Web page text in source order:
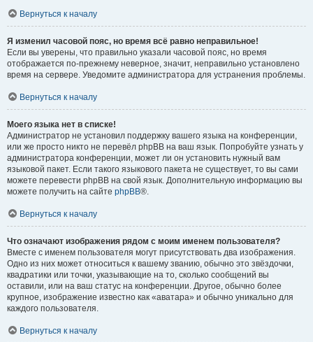
Вернуться к началу
Я изменил часовой пояс, но время всё равно неправильное!
Если вы уверены, что правильно указали часовой пояс, но время
отображается по-прежнему неверное, значит, неправильно установлено
время на сервере. Уведомите администратора для устранения проблемы.
Вернуться к началу
Моего языка нет в списке!
Администратор не установил поддержку вашего языка на конференции,
или же просто никто не перевёл phpBB на ваш язык. Попробуйте узнать у
администратора конференции, может ли он установить нужный вам
языковой пакет. Если такого языкового пакета не существует, то вы сами
можете перевести phpBB на свой язык. Дополнительную информацию вы
можете получить на сайте phpBB®.
Вернуться к началу
Что означают изображения рядом с моим именем пользователя?
Вместе с именем пользователя могут присутствовать два изображения.
Одно из них может относиться к вашему званию, обычно это звёздочки,
квадратики или точки, указывающие на то, сколько сообщений вы
оставили, или на ваш статус на конференции. Другое, обычно более
крупное, изображение известно как «аватара» и обычно уникально для
каждого пользователя.
Вернуться к началу